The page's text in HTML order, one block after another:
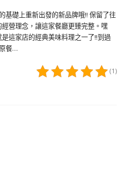
基礎上重新出發的新品牌哦!! 保留了往
營理念，讓這家餐廳更臻完整。嘿
這家店的經典美味料理之一了!!到過
餐…
(1)